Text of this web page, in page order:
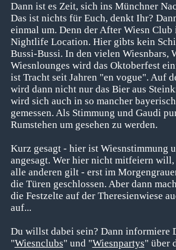
Dann ist es Zeit, sich ins Münchner
Das ist nichts für Euch, denkt Ihr?
einmal um. Denn der After Wiesn
Nightlife Location. Hier gibts kein
Bussi-Bussi. In den vielen Wiesnbars,
Wiesnlounges wird das Oktoberfest
ist Tracht seit Jahren "en vogue". Auf
wird dann nicht nur das Bier aus
wird sich auch in so mancher
gemessen. Als Stimmung und Gaudi
Rumstehen um gesehen zu werden.
Kurz gesagt - hier ist Wiesnstimmung
angesagt. Wer hier nicht mitfeiern
alle anderen gilt - erst im
die Türen geschlossen. Aber dann
die Festzelte auf der Theresienwiese
auf...
Du willst dabei sein? Dann informiere
"Wiesnclubs" und "Wiesnpartys" über